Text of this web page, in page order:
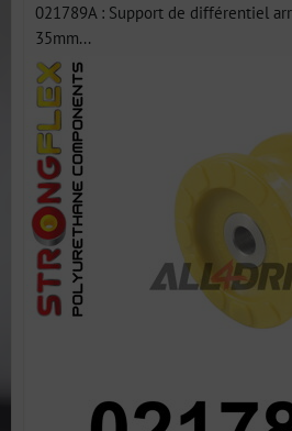
021789A : Support de différentiel
35mm...